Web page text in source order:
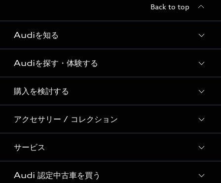
Back to top
Audiを知る
Audi ブランド
Story of Progress
Audi Sport
Formula 1®
デジタルサービス
Audiを探す・体験する
ディーラー検索
新車在庫検索
試乗車・展示車検索
見積り依頼
試乗予約
購入を検討する
モデル一覧
特別仕様モデル / 限定モデル
e-tronラインアップ
アクセサリー / コレクション
純正アクセサリー
オンラインショップ
サービス
サービス入庫予約
Audi 認定中古車を買う